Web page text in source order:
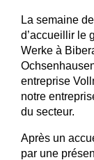
La semaine
d’accueillir le
Werke à
entreprise
notre
du secteur.
Après un
par une